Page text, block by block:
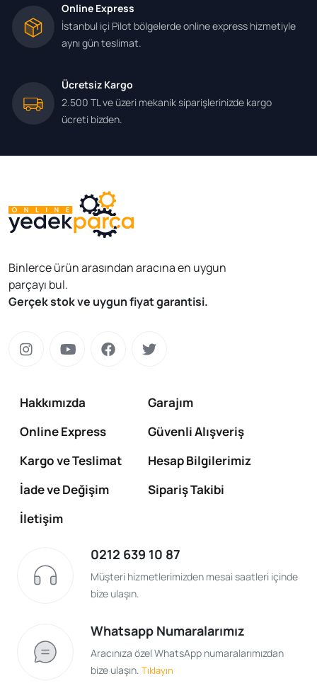
Online Express
İstanbul içi Pilot bölgelerde online express hizmetiyle
aynı gün teslimat.
Ücretsiz Kargo
2.500 TL ve üzeri mekanik siparişlerinizde kargo
ücreti bizden.
Binlerce ürün arasından aracına en uygun
parçayı bul.
Gerçek stok ve uygun fiyat garantisi.
Hakkımızda
Garajım
Online Express
Güvenli Alışveriş
Kargo ve Teslimat
Hesap Bilgilerimiz
İade ve Değişim
Sipariş Takibi
İletişim
0212 639 10 87
Müşteri hizmetlerimizden mesai saatleri içinde
bize ulaşın.
Whatsapp Numaralarımız
Aracınıza özel WhatsApp numaralarımızdan
bize ulaşın. Tıklayın